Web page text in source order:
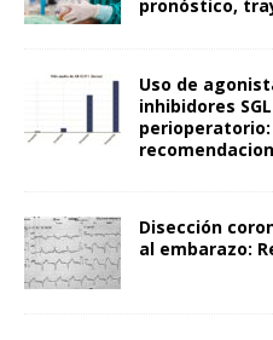
pronóstico,
Uso de
inhibidores
Disección
al embarazo: